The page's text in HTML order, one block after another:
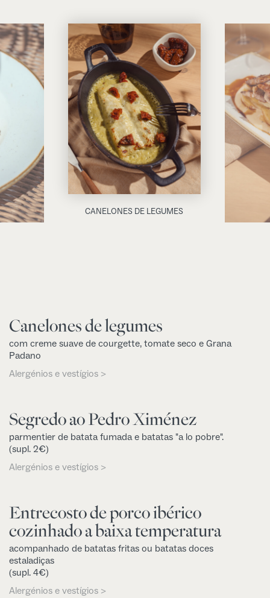
CANELONES DE LEGUMES
Canelones de legumes
com creme suave de courgette, tomate seco e Grana
Padano
Alergénios e vestígios >
Segredo ao Pedro Ximénez
parmentier de batata fumada e batatas "a lo pobre".
(supl. 2€)
Alergénios e vestígios >
Entrecosto de porco ibérico
cozinhado a baixa temperatura
acompanhado de batatas fritas ou batatas doces
estaladiças
(supl. 4€)
Alergénios e vestígios >